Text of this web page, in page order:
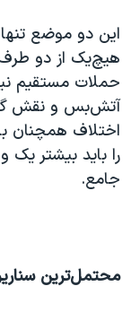
این دو موضع
هیچ‌یک از دو طرف
حملات مستقیم
آتش‌بس و نقش
اختلاف همچنان
را باید بیشتر
جامع.
محتمل‌ترین